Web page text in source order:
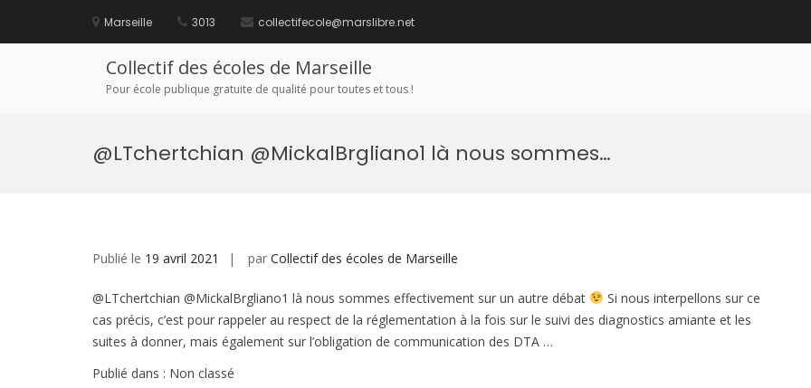
contenu
Marseille 3013 collectifecole@marslibre.net
Collectif des écoles de Marseille
Pour école publique gratuite de qualité pour toutes et tous !
@LTchertchian @MickalBrgliano1 là nous sommes…
Publié le 19 avril 2021 par Collectif des écoles de Marseille
@LTchertchian @MickalBrgliano1 là nous sommes effectivement sur un autre débat
Si nous interpellons sur ce
cas précis, c’est pour rappeler au respect de la réglementation à la fois sur le suivi des diagnostics amiante et les
suites à donner, mais également sur l’obligation de communication des DTA …
Publié dans : Non classé